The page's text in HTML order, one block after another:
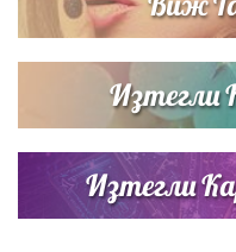
Изтегли
Изтегли